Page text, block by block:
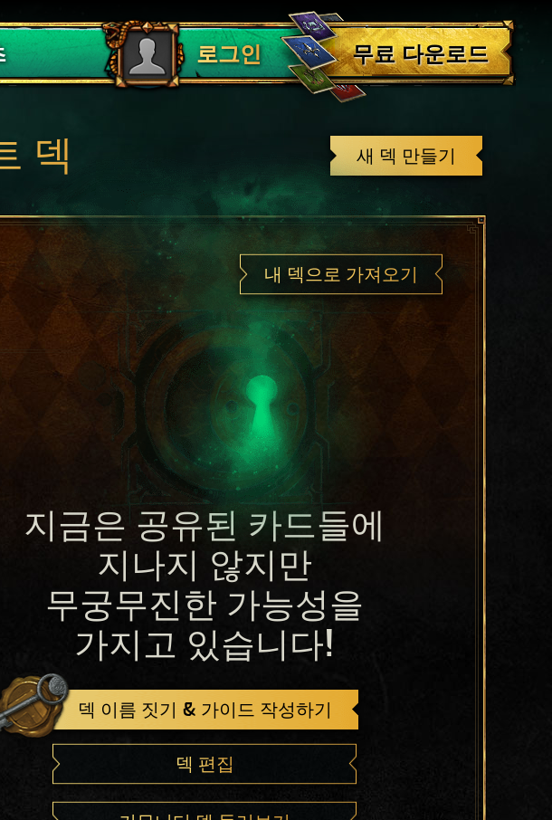
로그인
로그아웃
무료 다운로드
새 덱 만들기
덱
내 덱으로 가져오기
지금은 공유된 카드들에
지나지 않지만
무궁무진한 가능성을
가지고 있습니다!
덱 이름 짓기 & 가이드 작성하기
덱 편집